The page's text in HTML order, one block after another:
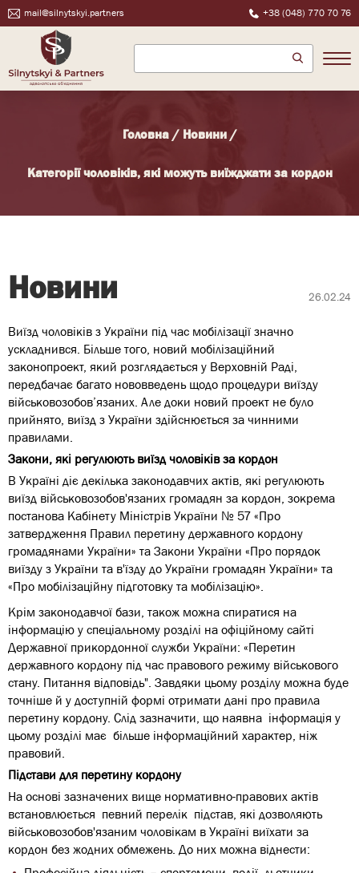
mail@silnytskyi.partners +38 (048) 770 70 76
Головна/ Новини/
Категорії чоловіків, які можуть виїжджати за кордон
Новини 26.02.24
Виїзд чоловіків з України під час мобілізації значно
ускладнився. Більше того, новий мобілізаційний
законопроект, який розглядається у Верховній Раді,
передбачає багато нововведень щодо процедури виїзду
військовозобов’язаних. Але доки новий проект не було
прийнято, виїзд з України здійснюється за чинними
правилами.
Закони, які регулюють виїзд чоловіків за кордон
В Україні діє декілька законодавчих актів, які регулюють
виїзд військовозобов'язаних громадян за кордон, зокрема
постанова Кабінету Міністрів України № 57 «Про
затвердження Правил перетину державного кордону
громадянами України» та Закони України «Про порядок
виїзду з України та в'їзду до України громадян України» та
«Про мобілізаційну підготовку та мобілізацію».
Крім законодавчої бази, також можна спиратися на
інформацію у спеціальному розділі на офіційному сайті
Державної прикордонної служби України: «Перетин
державного кордону під час правового режиму військового
стану. Питання відповідь". Завдяки цьому розділу можна буде
точніше й у доступній формі отримати дані про правила
перетину кордону. Слід зазначити, що наявна інформація у
цьому розділі має більше інформаційний характер, ніж
правовий.
Підстави для перетину кордону
На основі зазначених вище нормативно-правових актів
встановлюється певний перелік підстав, які дозволяють
військовозобов'язаним чоловікам в Україні виїхати за
кордон без жодних обмежень. До них можна віднести: